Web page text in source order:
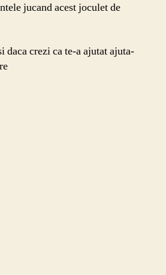
jucand acest joculet de
daca crezi ca te-a ajutat ajuta-